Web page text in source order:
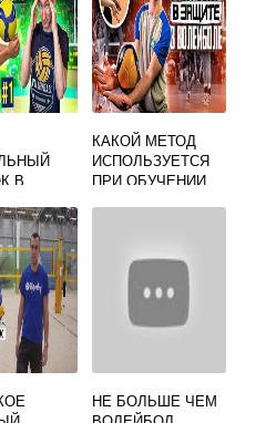
В
КАКОЙ МЕТОД
ИСПОЛЬЗУЕТСЯ
ПРИ ОБУЧЕНИИ
НЕ БОЛЬШЕ ЧЕМ